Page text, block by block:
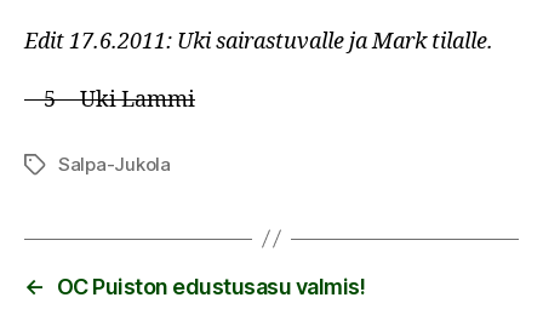
Edit 17.6.2011: Uki sairastuvalle ja Mark tilalle.
5 Uki Lammi
Avainsanat
Salpa-Jukola
←
OC Puiston edustusasu valmis!